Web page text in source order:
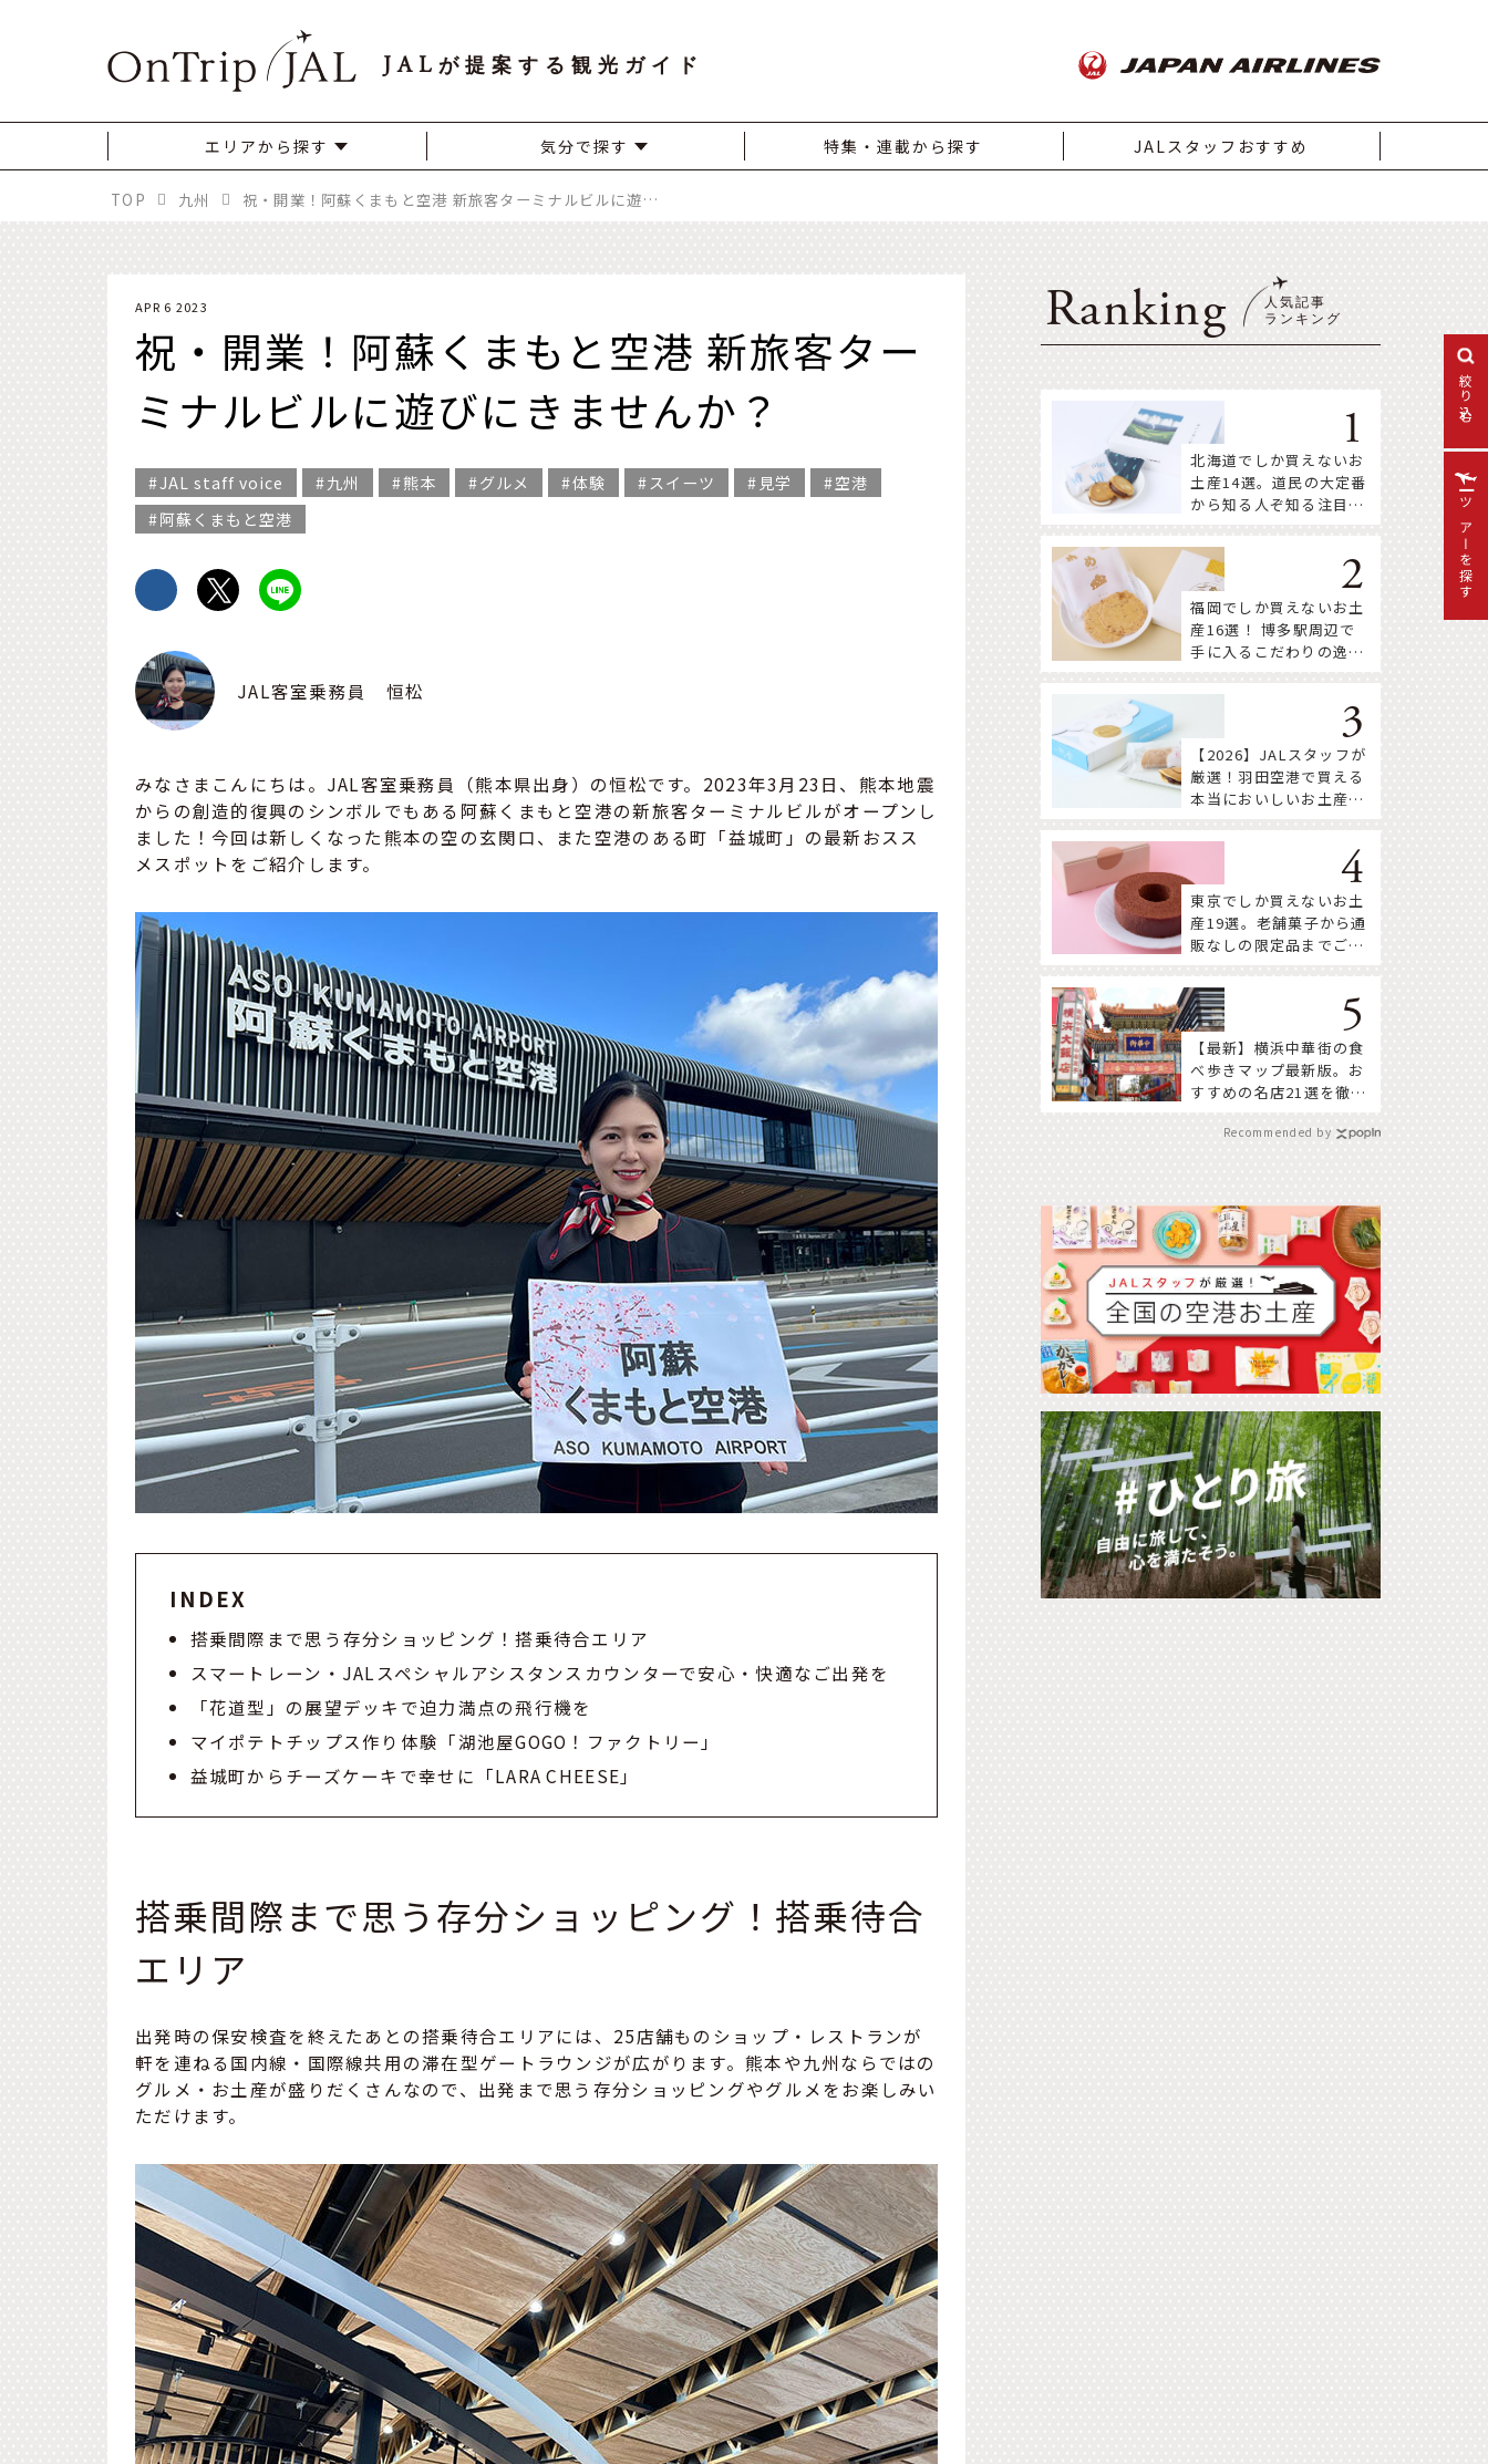
絞り込む
JAL が提案する観光ガイド
エリアから探す 気分で探す 特集・連載から探す JALスタッフおすすめ
TOP 九州 祝・開業！阿蘇くまもと空港 新旅客ターミナルビルに遊びにきませんか？
APR 6 2023
祝・開業！阿蘇くまもと空港 新旅客ター
ミナルビルに遊びにきませんか？
JAL staff voice 九州 熊本 グルメ 体験 スイーツ 見学
空港
阿蘇くまもと空港
JAL客室乗務員 恒松
みなさまこんにちは。JAL客室乗務員（熊本県出身）の恒松です。2023年3月23日、熊本地震
からの創造的復興のシンボルでもある阿蘇くまもと空港の新旅客ターミナルビルがオープンし
ました！今回は新しくなった熊本の空の玄関口、また空港のある町「益城町」の最新おスス
メスポットをご紹介します。
INDEX
搭乗間際まで思う存分ショッピング！搭乗待合エリア
スマートレーン・JALスペシャルアシスタンスカウンターで安心・快適なご出発を
「花道型」の展望デッキで迫力満点の飛行機を
マイポテトチップス作り体験「湖池屋GOGO！ファクトリー」
益城町からチーズケーキで幸せに「LARA CHEESE」
搭乗間際まで思う存分ショッピング！搭乗待合
エリア
出発時の保安検査を終えたあとの搭乗待合エリアには、25店舗ものショップ・レストランが
軒を連ねる国内線・国際線共用の滞在型ゲートラウンジが広がります。熊本や九州ならではの
グルメ・お土産が盛りだくさんなので、出発まで思う存分ショッピングやグルメをお楽しみい
ただけます。
Ranking
北海道でしか買えないお
土産14選。道民の大定番
から知る人ぞ知る注目株
福岡でしか買えないお土
産16選！ 博多駅周辺で
手に入るこだわりの逸品
【2026】JALスタッフが
厳選！羽田空港で買える
本当においしいお土産18
東京でしか買えないお土
産19選。老舗菓子から通
販なしの限定品までご紹
【最新】横浜中華街の食
べ歩きマップ最新版。お
すすめの名店21選を徹底
Recommended by
ツアーを探す